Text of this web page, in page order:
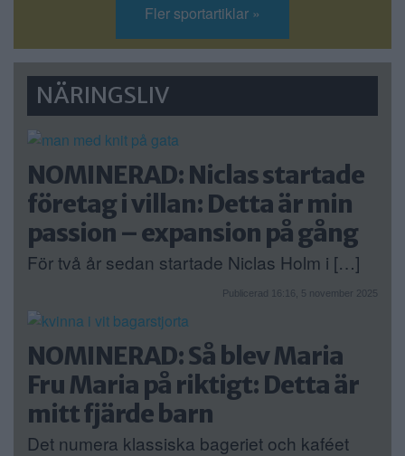
Fler sportartiklar »
NÄRINGSLIV
NOMINERAD: Niclas startade
företag i villan: Detta är min
passion – expansion på gång
För två år sedan startade Niclas Holm i […]
Publicerad 16:16, 5 november 2025
NOMINERAD: Så blev Maria
Fru Maria på riktigt: Detta är
mitt fjärde barn
Det numera klassiska bageriet och kaféet